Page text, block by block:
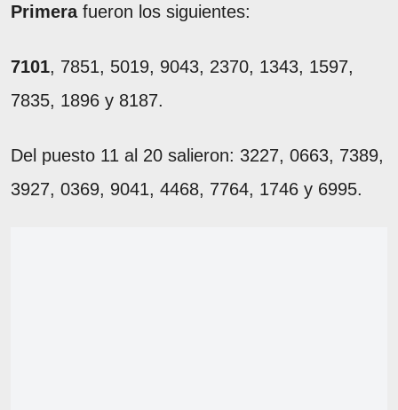
Primerafueron los siguientes:
7101, 7851, 5019, 9043, 2370, 1343, 1597,
7835, 1896 y 8187.
Del puesto 11 al 20 salieron: 3227, 0663, 7389,
3927, 0369, 9041, 4468, 7764, 1746 y 6995.